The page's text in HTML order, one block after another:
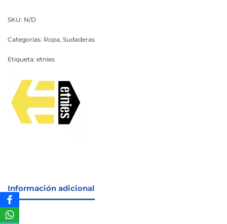
SKU: N/D
Categorías: Ropa, Sudaderas
Etiqueta: etnies
Información adicional